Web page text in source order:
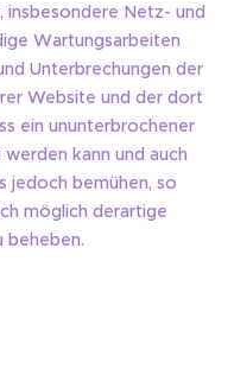
insbesondere Netz- und
Wartungsarbeiten
Unterbrechungen der
Website und der dort
ein ununterbrochener
kann und auch
jedoch bemühen, so
möglich derartige
beheben.